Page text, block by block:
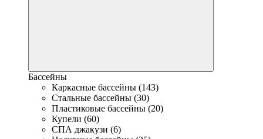
Бассейны
Каркасные бассейны (143)
Стальные бассейны (30)
Пластиковые бассейны (20)
Купели (60)
СПА джакузи (6)